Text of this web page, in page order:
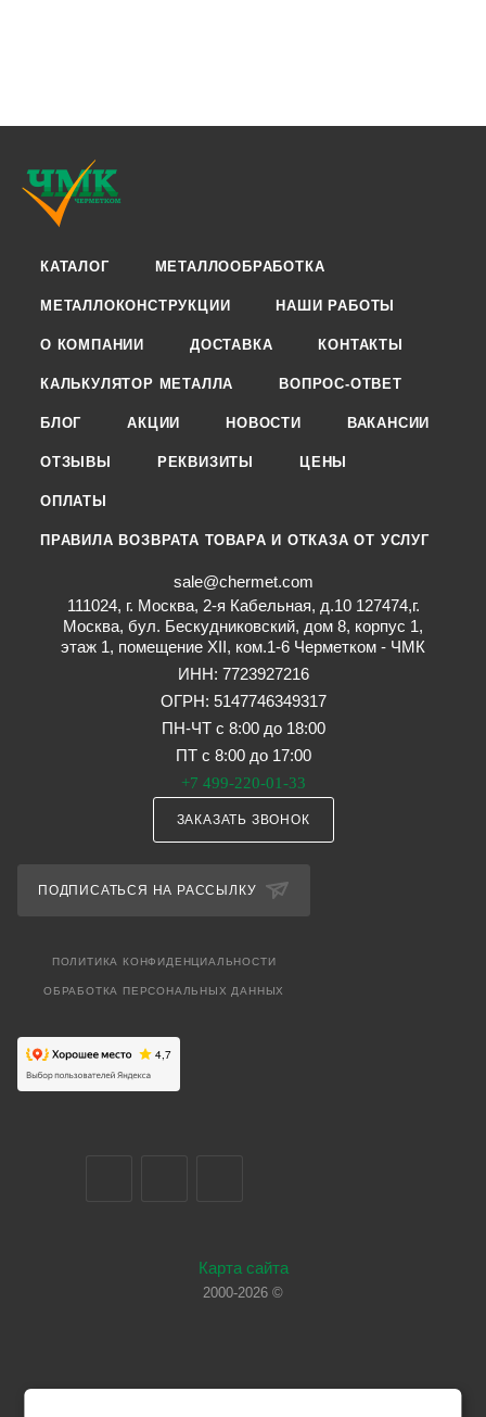
КАТАЛОГ МЕТАЛЛООБРАБОТКА
МЕТАЛЛОКОНСТРУКЦИИ НАШИ РАБОТЫ
О КОМПАНИИ ДОСТАВКА КОНТАКТЫ
КАЛЬКУЛЯТОР МЕТАЛЛА ВОПРОС-ОТВЕТ
БЛОГ АКЦИИ НОВОСТИ ВАКАНСИИ
ОТЗЫВЫ РЕКВИЗИТЫ ЦЕНЫ
ОПЛАТЫ
ПРАВИЛА ВОЗВРАТА ТОВАРА И ОТКАЗА ОТ УСЛУГ
sale@chermet.com
111024, г. Москва, 2-я Кабельная, д.10 127474,г.
Москва, бул. Бескудниковский, дом 8, корпус 1,
этаж 1, помещение XII, ком.1-6 Черметком - ЧМК
ИНН: 7723927216
ОГРН: 5147746349317
ПН-ЧТ с 8:00 до 18:00
ПТ с 8:00 до 17:00
+7 499-220-01-33
ЗАКАЗАТЬ ЗВОНОК
ПОДПИСАТЬСЯ НА РАССЫЛКУ
ПОЛИТИКА КОНФИДЕНЦИАЛЬНОСТИ
ОБРАБОТКА ПЕРСОНАЛЬНЫХ ДАННЫХ
Карта сайта
2000-2026 ©